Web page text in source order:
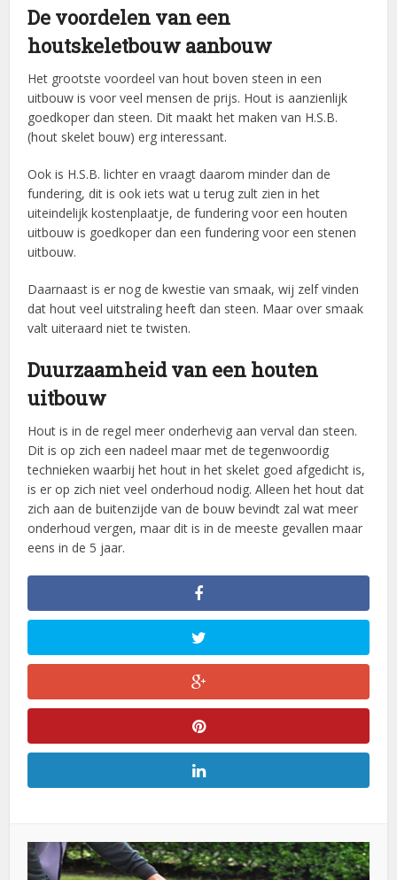
De voordelen van een
houtskeletbouw aanbouw
Het grootste voordeel van hout boven steen in een
uitbouw is voor veel mensen de prijs. Hout is aanzienlijk
goedkoper dan steen. Dit maakt het maken van H.S.B.
(hout skelet bouw) erg interessant.
Ook is H.S.B. lichter en vraagt daarom minder dan de
fundering, dit is ook iets wat u terug zult zien in het
uiteindelijk kostenplaatje, de fundering voor een houten
uitbouw is goedkoper dan een fundering voor een stenen
uitbouw.
Daarnaast is er nog de kwestie van smaak, wij zelf vinden
dat hout veel uitstraling heeft dan steen. Maar over smaak
valt uiteraard niet te twisten.
Duurzaamheid van een houten
uitbouw
Hout is in de regel meer onderhevig aan verval dan steen.
Dit is op zich een nadeel maar met de tegenwoordig
technieken waarbij het hout in het skelet goed afgedicht is,
is er op zich niet veel onderhoud nodig. Alleen het hout dat
zich aan de buitenzijde van de bouw bevindt zal wat meer
onderhoud vergen, maar dit is in de meeste gevallen maar
eens in de 5 jaar.